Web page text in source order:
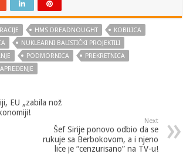
HMS DREADNOUGHT
KOBILICA
NUKLEARNI BALISTIČKI PROJEKTILI
PODMORNICA
PREKRETNICA
EU „zabila nož
Next
Šef Sirije ponovo odbio da se
rukuje sa Berbokovom, a i njeno
lice je “cenzurisano” na TV-u!